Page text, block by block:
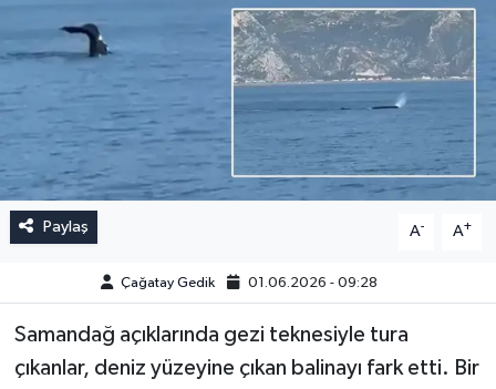
Paylaş A- A+
Çağatay Gedik 01.06.2026 - 09:28
Samandağ açıklarında gezi teknesiyle tura
çıkanlar, deniz yüzeyine çıkan balinayı fark etti. Bir